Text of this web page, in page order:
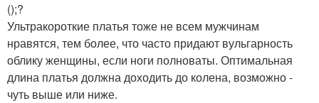
();?
Ультракороткие платья тоже не всем мужчинам
нравятся, тем более, что часто придают вульгарность
облику женщины, если ноги полноваты. Оптимальная
длина платья должна доходить до колена, возможно -
чуть выше или ниже.